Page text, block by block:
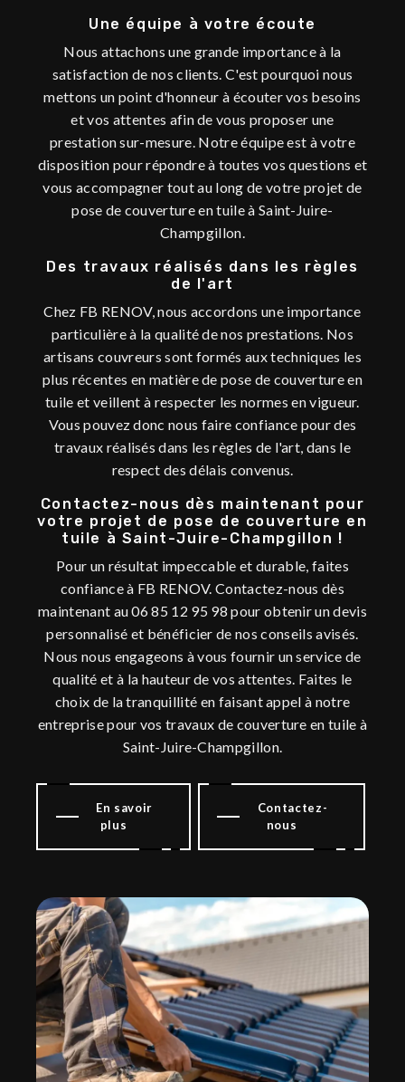
Une équipe à votre écoute
Nous attachons une grande importance à la
satisfaction de nos clients. C'est pourquoi nous
mettons un point d'honneur à écouter vos besoins
et vos attentes afin de vous proposer une
prestation sur-mesure. Notre équipe est à votre
disposition pour répondre à toutes vos questions et
vous accompagner tout au long de votre projet de
pose de couverture en tuile à Saint-Juire-
Champgillon.
Des travaux réalisés dans les règles
de l'art
Chez FB RENOV, nous accordons une importance
particulière à la qualité de nos prestations. Nos
artisans couvreurs sont formés aux techniques les
plus récentes en matière de pose de couverture en
tuile et veillent à respecter les normes en vigueur.
Vous pouvez donc nous faire confiance pour des
travaux réalisés dans les règles de l'art, dans le
respect des délais convenus.
Contactez-nous dès maintenant pour
votre projet de pose de couverture en
tuile à Saint-Juire-Champgillon !
Pour un résultat impeccable et durable, faites
confiance à FB RENOV. Contactez-nous dès
maintenant au 06 85 12 95 98 pour obtenir un devis
personnalisé et bénéficier de nos conseils avisés.
Nous nous engageons à vous fournir un service de
qualité et à la hauteur de vos attentes. Faites le
choix de la tranquillité en faisant appel à notre
entreprise pour vos travaux de couverture en tuile à
Saint-Juire-Champgillon.
En savoir
plus
Contactez-
nous